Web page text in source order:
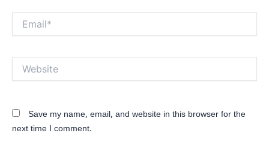
Save my name, email, and website in this browser for the
next time I comment.